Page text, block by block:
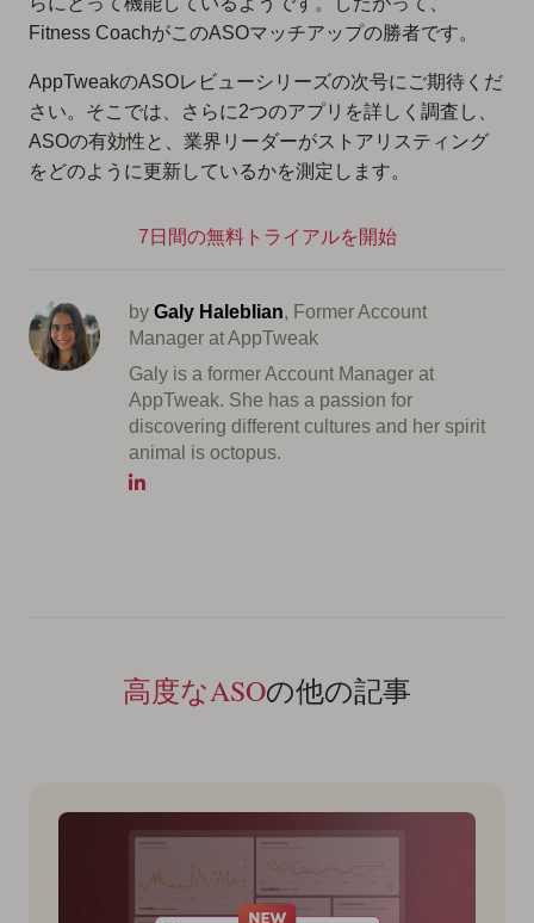
Fitness CoachがこのASOマッチアップの勝者です。
AppTweakのASOレビューシリーズの次号にご期待くだ
さい。そこでは、さらに2つのアプリを詳しく調査し、
ASOの有効性と、業界リーダーがストアリスティング
をどのように更新しているかを測定します。
7日間の無料トライアルを開始
by Galy Haleblian, Former Account
Manager at AppTweak
Galy is a former Account Manager at
AppTweak. She has a passion for
discovering different cultures and her spirit
animal is octopus.
高度なASOの他の記事